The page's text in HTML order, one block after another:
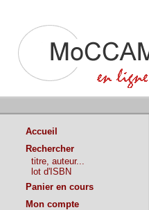
Accueil
Rechercher
titre, auteur...
lot d'ISBN
Panier en cours
Mon compte